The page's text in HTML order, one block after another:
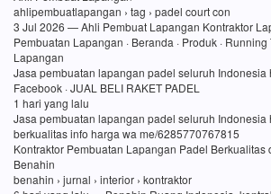
ahlipembuatlapangan › tag › padel court con
3 Jul 2026 — Ahli Pembuat Lapangan Kontraktor
Pembuatan Lapangan · Beranda · Produk · Running
Lapangan
Jasa pembuatan lapangan padel seluruh Indonesia
Facebook · JUAL BELI RAKET PADEL
1 hari yang lalu
Jasa pembuatan lapangan padel seluruh Indonesia
berkualitas info harga wa me/6285770767815
Kontraktor Pembuatan Lapangan Padel Berkualitas
Benahin
benahin › jurnal › interior › kontraktor